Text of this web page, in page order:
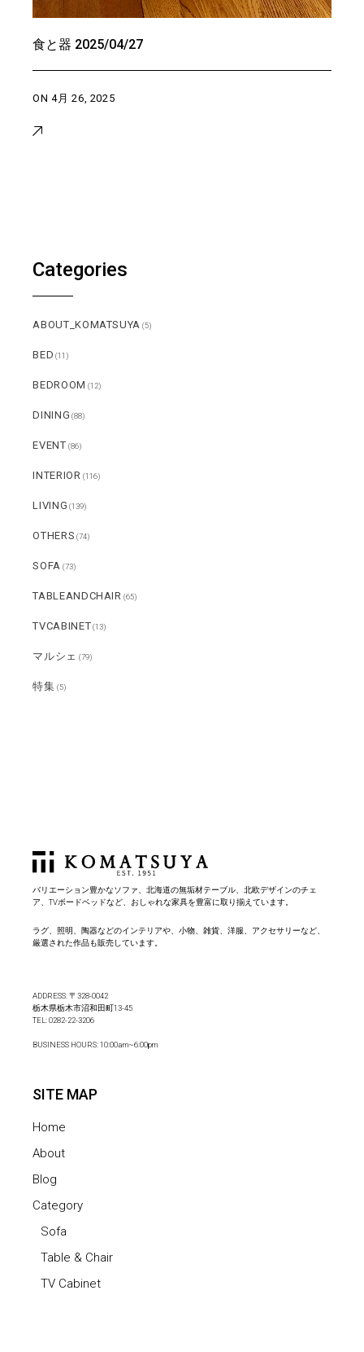
食と器 2025/04/27
ON4月 26, 2025
Categories
ABOUT_KOMATSUYA (5)
BED (11)
BEDROOM (12)
DINING (88)
EVENT (86)
INTERIOR (116)
LIVING (139)
OTHERS (74)
SOFA (73)
TABLEANDCHAIR (65)
TVCABINET(13)
マルシェ (79)
特集 (5)
バリエーション豊かなソファ、北海道の無垢材テーブル、北欧デザインのチェ
ア、TVボードベッドなど、おしゃれな家具を豊富に取り揃えています。
ラグ、照明、陶器などのインテリアや、小物、雑貨、洋服、アクセサリーなど、
厳選された作品も販売しています。
ADDRESS: 〒328-0042
栃木県栃木市沼和田町13-45
TEL:0282-22-3206
BUSINESS HOURS: 10:00am~6:00pm
SITE MAP
Home
About
Blog
Category
Sofa
Table & Chair
TV Cabinet